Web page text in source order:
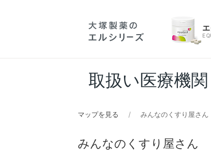
取扱い医療機
マップを見る みんなのくすり屋さん
みんなのくすり屋さん